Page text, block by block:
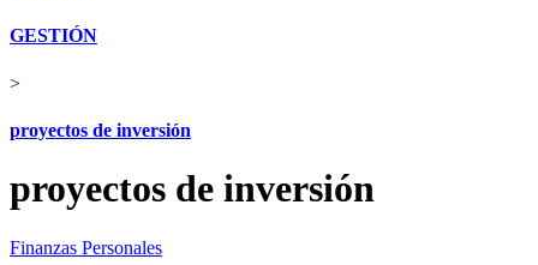
GESTIÓN
>
proyectos de inversión
proyectos de inversión
Finanzas Personales